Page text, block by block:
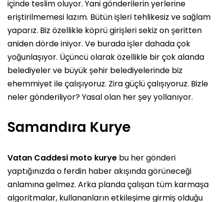
içinde teslim oluyor. Yani gönderilerin yerlerine
eriştirilmemesi lazım. Bütün işleri tehlikesiz ve sağlam
yaparız. Biz özellikle köprü girişleri sekiz on şeritten
aniden dörde iniyor. Ve burada işler dahada çok
yoğunlaşıyor. Üçüncü olarak özellikle bir çok alanda
belediyeler ve büyük şehir belediyelerinde biz
ehemmiyet ile çalışıyoruz. Zira güçlü çalışıyoruz. Bizle
neler gönderiliyor? Yasal olan her şey yollanıyor.
Samandıra Kurye
Vatan Caddesi moto kurye bu her gönderi
yaptığınızda o ferdin haber akışında görüneceği
anlamına gelmez. Arka planda çalışan tüm karmaşa
algoritmalar, kullananların etkileşime girmiş olduğu